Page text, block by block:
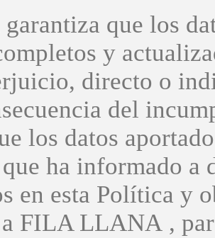
que los
y
directo o
del
los datos
ha informado a
en esta Política y
a FILA LLANA ,